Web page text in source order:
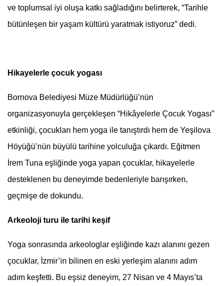
ve toplumsal iyi oluşa katkı sağladığını belirterek, “Tarihle
bütünleşen bir yaşam kültürü yaratmak istiyoruz” dedi.
Hikayelerle çocuk yogası
Bornova Belediyesi Müze Müdürlüğü’nün
organizasyonuyla gerçekleşen “Hikâyelerle Çocuk Yogası”
etkinliği, çocukları hem yoga ile tanıştırdı hem de Yeşilova
Höyüğü’nün büyülü tarihine yolculuğa çıkardı. Eğitmen
İrem Tuna eşliğinde yoga yapan çocuklar, hikayelerle
desteklenen bu deneyimde bedenleriyle barışırken,
geçmişe de dokundu.
Arkeoloji turu ile tarihi keşif
Yoga sonrasında arkeologlar eşliğinde kazı alanını gezen
çocuklar, İzmir’in bilinen en eski yerleşim alanını adım
adım keşfetti. Bu eşsiz deneyim, 27 Nisan ve 4 Mayıs’ta